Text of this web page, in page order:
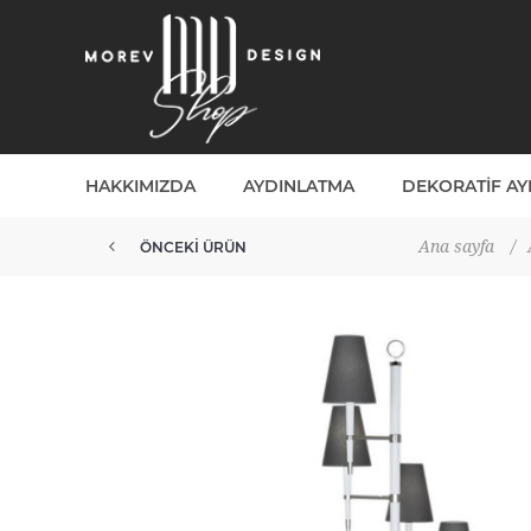
HAKKIMIZDA AYDINLATMA DEKORATIF
Ana sayfa /
ÖNCEKI ÜRÜN